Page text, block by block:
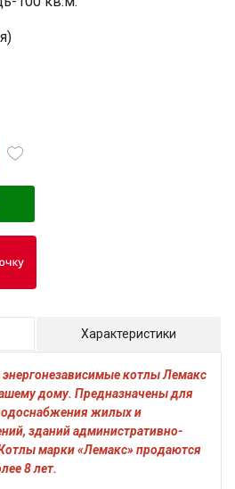
Характеристики
котлы Лемакс
дому. Предназначены для
жилых и
зданий административно-
марки «Лемакс» продаются
8 лет.